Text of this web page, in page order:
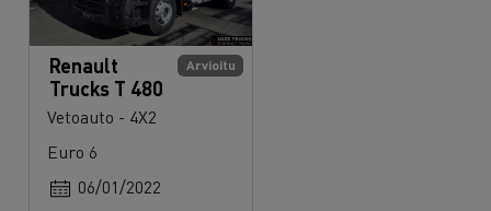
Arvioitu
Renault
Trucks T 480
Vetoauto - 4X2
Euro 6
06/01/2022